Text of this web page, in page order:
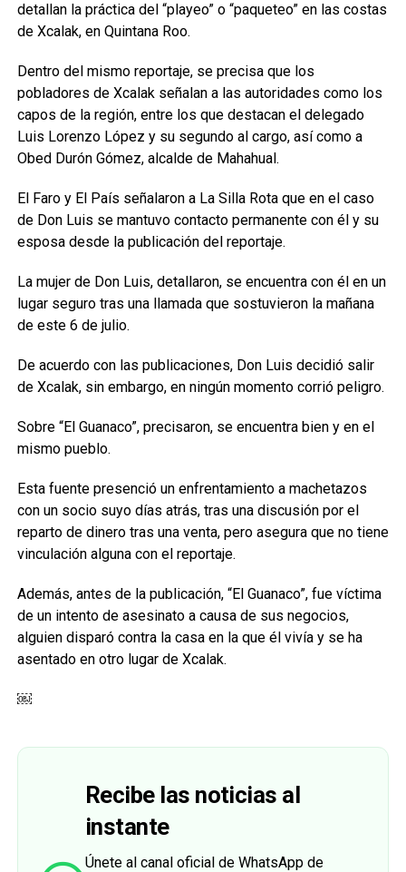
detallan la práctica del “playeo” o “paqueteo” en las costas
de Xcalak, en Quintana Roo.
Dentro del mismo reportaje, se precisa que los
pobladores de Xcalak señalan a las autoridades como los
capos de la región, entre los que destacan el delegado
Luis Lorenzo López y su segundo al cargo, así como a
Obed Durón Gómez, alcalde de Mahahual.
El Faro y El País señalaron a La Silla Rota que en el caso
de Don Luis se mantuvo contacto permanente con él y su
esposa desde la publicación del reportaje.
La mujer de Don Luis, detallaron, se encuentra con él en un
lugar seguro tras una llamada que sostuvieron la mañana
de este 6 de julio.
De acuerdo con las publicaciones, Don Luis decidió salir
de Xcalak, sin embargo, en ningún momento corrió peligro.
Sobre “El Guanaco”, precisaron, se encuentra bien y en el
mismo pueblo.
Esta fuente presenció un enfrentamiento a machetazos
con un socio suyo días atrás, tras una discusión por el
reparto de dinero tras una venta, pero asegura que no tiene
vinculación alguna con el reportaje.
Además, antes de la publicación, “El Guanaco”, fue víctima
de un intento de asesinato a causa de sus negocios,
alguien disparó contra la casa en la que él vivía y se ha
asentado en otro lugar de Xcalak.
￼
Recibe las noticias al
instante
Únete al canal oficial de WhatsApp de